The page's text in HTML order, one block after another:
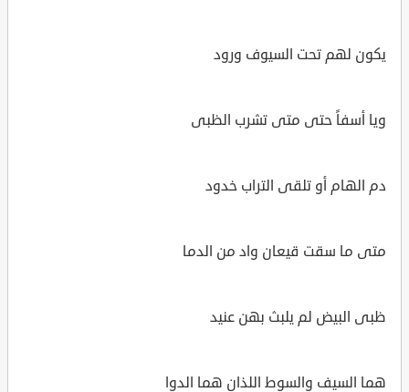
يكون لهم تحت السيوف ورود
ويا أسفاً حتى متى تشرب الظبى
دم الهام أو تلقى التراب خدود
متى ما سقت قيعان واد من الدما
ظبى البيض لم يلبث بهن عنيد
هما السيف والسوط اللذان هما الدوا